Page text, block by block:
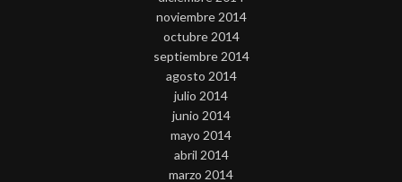
noviembre 2014
octubre 2014
septiembre 2014
agosto 2014
julio 2014
junio 2014
mayo 2014
abril 2014
marzo 2014